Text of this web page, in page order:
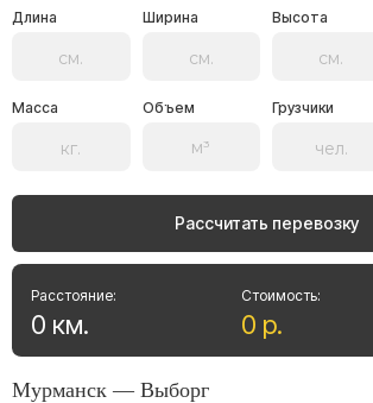
Длина Ширина Высота
Масса Объем Грузчики
Рассчитать перевозку
Стоимость:
0 р.
Расстояние:
0 км.
Мурманск — Выборг